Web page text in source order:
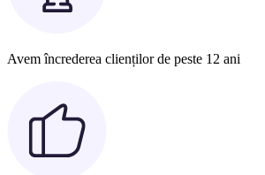
Avem încrederea clienților de peste 12 ani